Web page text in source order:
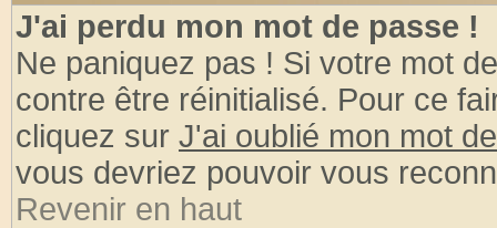
J'ai perdu mon mot de passe !
Ne paniquez pas ! Si votre mot
contre être réinitialisé. Pour ce
cliquez sur J'ai oublié mon mot
vous devriez pouvoir vous
Revenir en haut